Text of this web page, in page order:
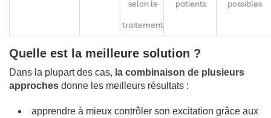
selon le
traitement
patients
possibles
Quelle est la meilleure solution ?
Dans la plupart des cas, la combinaison de plusieurs
approches donne les meilleurs résultats :
apprendre à mieux contrôler son excitation grâce aux